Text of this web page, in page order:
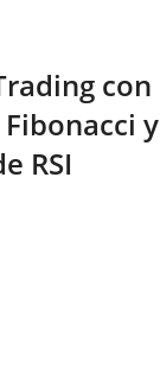
con
y
RSI